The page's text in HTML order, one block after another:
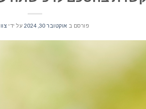
פורסם ב אוקטובר 30, 2024 על ידי